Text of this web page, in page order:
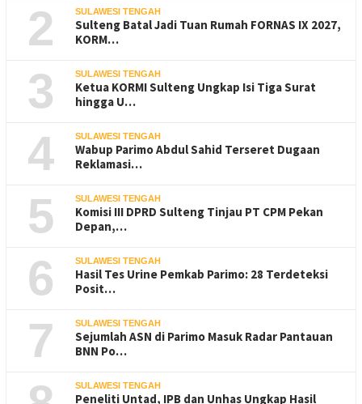
2 SULAWESI TENGAH
Sulteng Batal Jadi Tuan Rumah FORNAS IX 2027,
KORM…
3 SULAWESI TENGAH
Ketua KORMI Sulteng Ungkap Isi Tiga Surat
hingga U…
4 SULAWESI TENGAH
Wabup Parimo Abdul Sahid Terseret Dugaan
Reklamasi…
5 SULAWESI TENGAH
Komisi III DPRD Sulteng Tinjau PT CPM Pekan
Depan,…
6 SULAWESI TENGAH
Hasil Tes Urine Pemkab Parimo: 28 Terdeteksi
Posit…
7 SULAWESI TENGAH
Sejumlah ASN di Parimo Masuk Radar Pantauan
BNN Po…
SULAWESI TENGAH
Peneliti Untad, IPB dan Unhas Ungkap Hasil